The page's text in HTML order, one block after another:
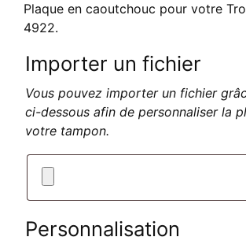
Plaque en caoutchouc pour votre
4922.
Importer un fichier
Vous pouvez importer un fichier
ci-dessous afin de personnaliser la
votre tampon.
Personnalisation